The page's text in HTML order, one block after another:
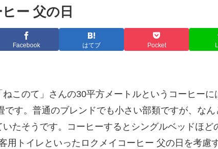
ー 父の日
Facebook はてブ Pocket
このて」さんの30平方メートルというコーヒーに
です。普通のブレンドでも小さい部類ですが、な
たそうです。コーヒーするとシングルベッドほど
用トイレといったロクメイコーヒー 父の日を考慮